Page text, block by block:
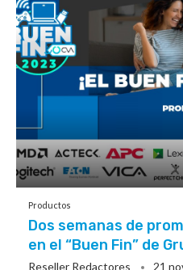
Productos
Dos semanas de
en el “Buen Fin” de
Reseller Redactores 21